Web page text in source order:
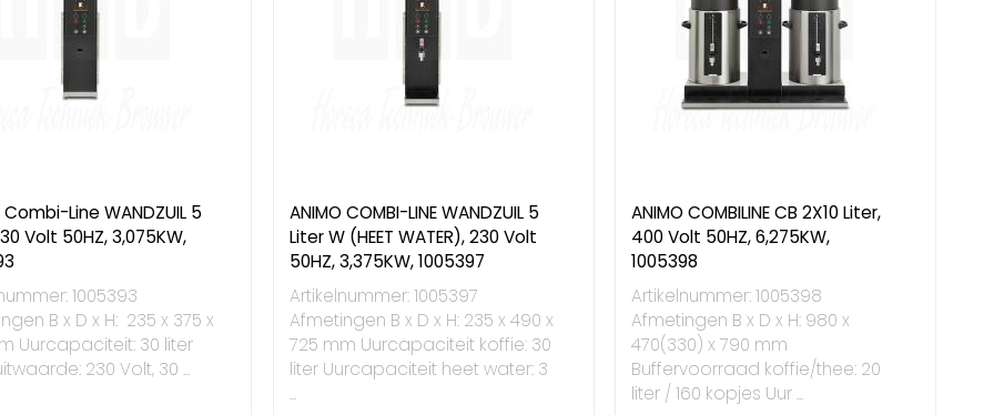
Line WANDZUIL 5
Volt 50HZ, 3,075KW,
1005393
B x D x H: 235 x 375 x
Uurcapaciteit: 30 liter
230 Volt, 30 ...
ANIMO COMBI-LINE WANDZUIL 5
Liter W (HEET WATER), 230 Volt
50HZ, 3,375KW, 1005397
Artikelnummer: 1005397
Afmetingen B x D x H: 235 x 490 x
725 mm Uurcapaciteit koffie: 30
liter Uurcapaciteit heet water: 3
...
ANIMO COMBILINE CB 2X10 Liter,
400 Volt 50HZ, 6,275KW,
1005398
Artikelnummer: 1005398
Afmetingen B x D x H: 980 x
470(330) x 790 mm
Buffervoorraad koffie/thee: 20
liter / 160 kopjes Uur ...